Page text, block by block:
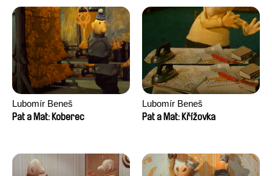
Lubomír Beneš
Pat a Mat: Koberec
Lubomír Beneš
Pat a Mat: Křížovka